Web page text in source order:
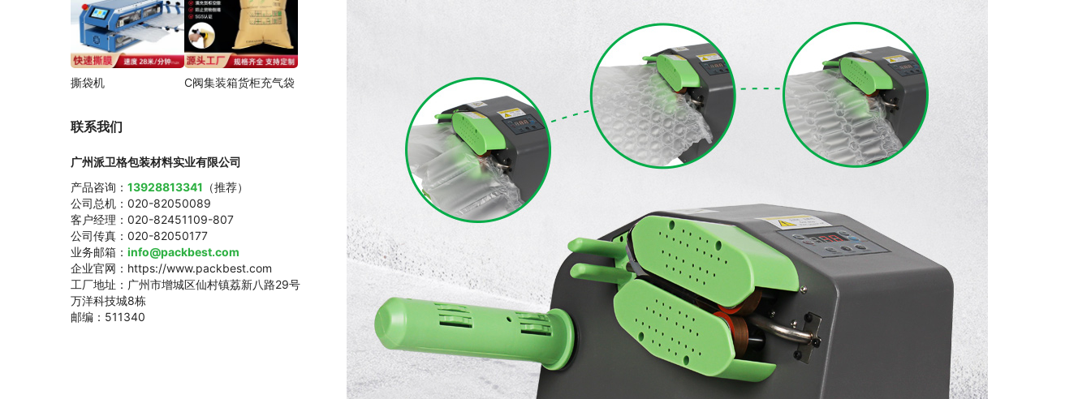
撕袋机 C阀集装箱货柜充气袋
联系我们
广州派卫格包装材料实业有限公司
产品咨询： 13928813341 （推荐）
公司总机：020-82050089
客户经理：020-82451109-807
公司传真：020-82050177
业务邮箱： info@packbest.com
企业官网：https://www.packbest.com
工厂地址：广州市增城区仙村镇荔新八路29号
万洋科技城8栋
邮编：511340